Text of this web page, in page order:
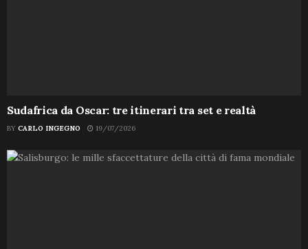
Sudafrica da Oscar: tre itinerari tra set e realtà
BY CARLO INGEGNO 19/07/2026